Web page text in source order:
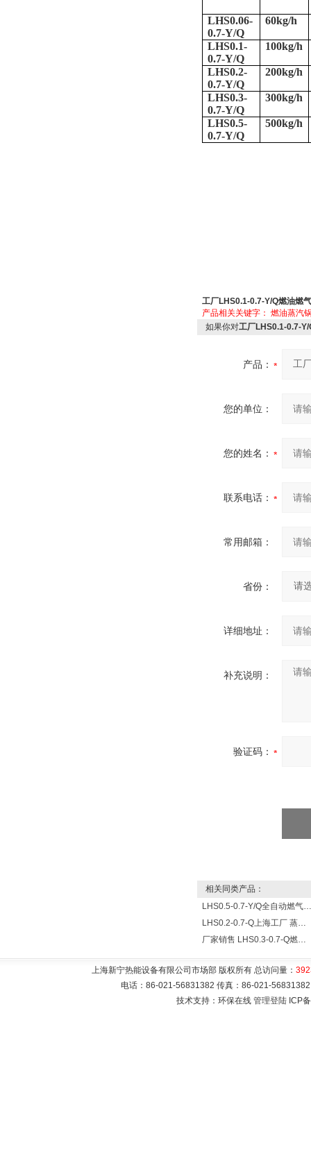
LHS0.06-
0.7-Y/Q
60kg/h
LHS0.1-
0.7-Y/Q
100kg/h
LHS0.2-
0.7-Y/Q
200kg/h
LHS0.3-
0.7-Y/Q
300kg/h
LHS0.5-
0.7-Y/Q
500kg/h
工厂LHS0.1-0.7-Y/Q燃油燃
产品相关关键字： 燃油蒸汽
如果你对工厂LHS0.1-0.7-
产品：
您的单位：
您的姓名：
联系电话：
常用邮箱：
省份：
详细地址：
补充说明：
验证码：
相关同类产品：
LHS0.5-0.7-Y/Q全自动燃气燃油加热蒸汽锅炉
LHS0.2-0.7-Q上海工厂 蒸发量200KG常压燃气蒸汽锅炉
厂家销售 LHS0.3-0.7-Q燃气蒸汽锅炉
上海新宁热能设备有限公司市场部 版权所有 总访问量：
电话：86-021-56831382 传真：86-021-
技术支持：环保在线 管理登陆 ICP